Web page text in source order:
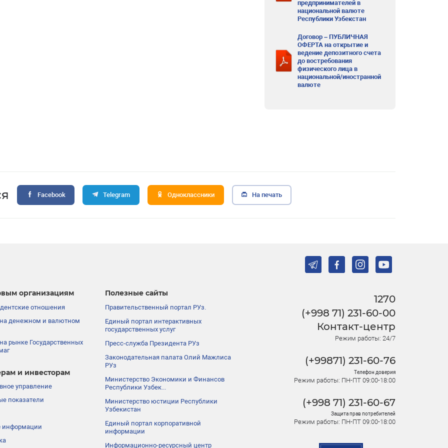
предпринимателей в
национальной валюте
Республики Узбекстан
Договор – ПУБЛИЧНАЯ
ОФЕРТА на открытие и
ведение депозитного счета
до востребования
физического лица в
национальной/иностранной
валюте
Facebook Telegram Одноклассники На печать
организациям
отношения
денежном и валютном
рынке Государственных
и инвесторам
управление
показатели
информации
Полезные сайты
Правительственный портал РУз.
Единый портал интерактивных
государственных услуг
Пресс-служба Президента РУз
Законодательная палата Олий Мажлиса
РУз
Министерство Экономики и Финансов
Республики Узбек...
Министерство юстиции Республики
Узбекистан
Единый портал корпоративной
информации
Информационно-ресурсный центр
1270
(+998 71) 231-60-00
Контакт-центр
Режим работы: 24/7
(+99871) 231-60-76
Телефон доверия
Режим работы: ПН-ПТ 09:00-18:00
(+998 71) 231-60-67
Защита прав потребителей
Режим работы: ПН-ПТ 09:00-18:00